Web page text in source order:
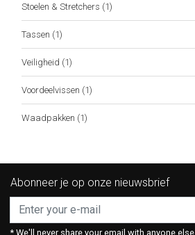
Stoelen & Stretchers (1)
Tassen (1)
Veiligheid (1)
Voordeelvissen (1)
Waadpakken (1)
Abonneer je op onze nieuwsbrief
* We'll never share your email with anyone else.